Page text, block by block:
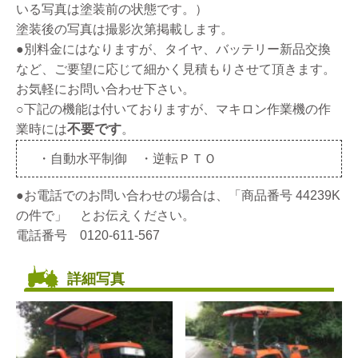
いる写真は塗装前の状態です。）
塗装後の写真は撮影次第掲載します。
●別料金にはなりますが、タイヤ、バッテリー新品交換
など、ご要望に応じて細かく見積もりさせて頂きます。
お気軽にお問い合わせ下さい。
○下記の機能は付いておりますが、マキロン作業機の作
業時には不要です。
・自動水平制御 ・逆転ＰＴＯ
●お電話でのお問い合わせの場合は、「商品番号 44239K
の件で」 とお伝えください。
電話番号 0120-611-567
詳細写真